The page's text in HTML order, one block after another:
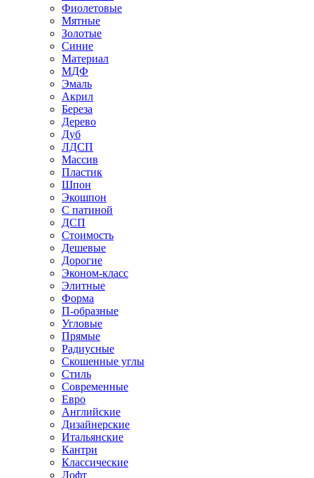
Фиолетовые
Мятные
Золотые
Синие
Материал
МДФ
Эмаль
Акрил
Береза
Дерево
Дуб
ЛДСП
Массив
Пластик
Шпон
Экошпон
С патиной
ДСП
Стоимость
Дешевые
Дорогие
Эконом-класс
Элитные
Форма
П-образные
Угловые
Прямые
Радиусные
Скошенные углы
Стиль
Современные
Евро
Английские
Дизайнерские
Итальянские
Кантри
Классические
Лофт